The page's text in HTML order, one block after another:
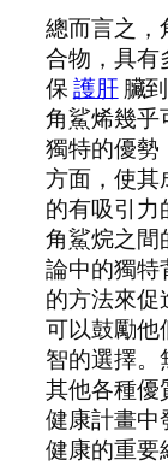
總而言之，
合物，具有
保護肝臟
角鯊烯幾乎
獨特的優勢
方面，使其
的有吸引力
角鯊烷之間
論中的獨特
的方法來促
可以鼓勵他
智的選擇。
其他各種優
健康計畫中
健康的重要